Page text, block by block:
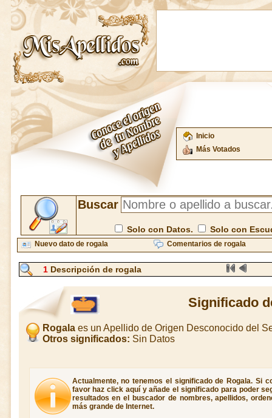
Inicio
Más Votados
Buscar
Solo con Datos. Solo con
Nuevo dato de rogala Comentarios de rogala
1 Descripción de rogala
Significado
Rogalaes un Apellido de Origen Desconocido del
Otros significados: Sin Datos
Actualmente, no tenemos el significado de Rogala. Si
favor haz click aquí y añade el significado para poder
resultados en el buscador de nombres, apellidos,
más grande de Internet.